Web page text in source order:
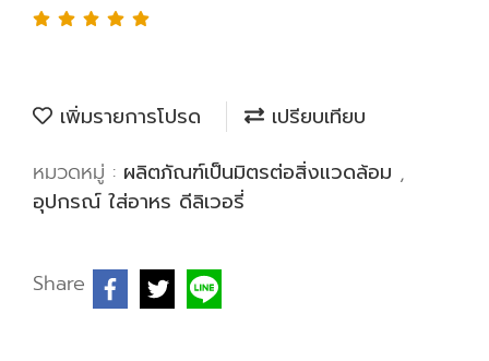
เพิ่มรายการโปรด
เปรียบเทียบ
หมวดหมู่ : ผลิตภัณฑ์เป็นมิตรต่อสิ่งแวดล้อม ,
อุปกรณ์ ใส่อาหร ดีลิเวอรี่
Share